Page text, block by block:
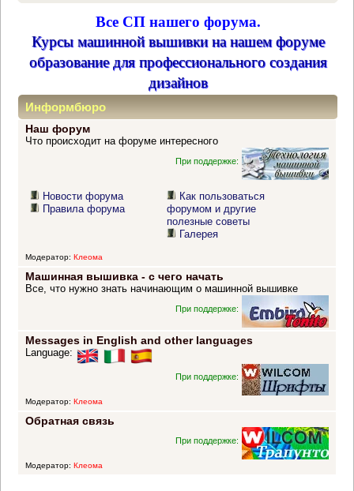
Все СП нашего форума.
Курсы машинной вышивки на нашем форуме
образование для профессионального создания
дизайнов
Информбюро
Наш форум
Что происходит на форуме интересного
При поддержке:
Новости форума
Правила форума
Как пользоваться
форумом и другие
полезные советы
Галерея
Модератор: Клеома
Машинная вышивка - с чего начать
Все, что нужно знать начинающим о машинной вышивке
При поддержке:
Messages in English and other languages
Language:
При поддержке:
Модератор: Клеома
Обратная связь
При поддержке:
Модератор: Клеома